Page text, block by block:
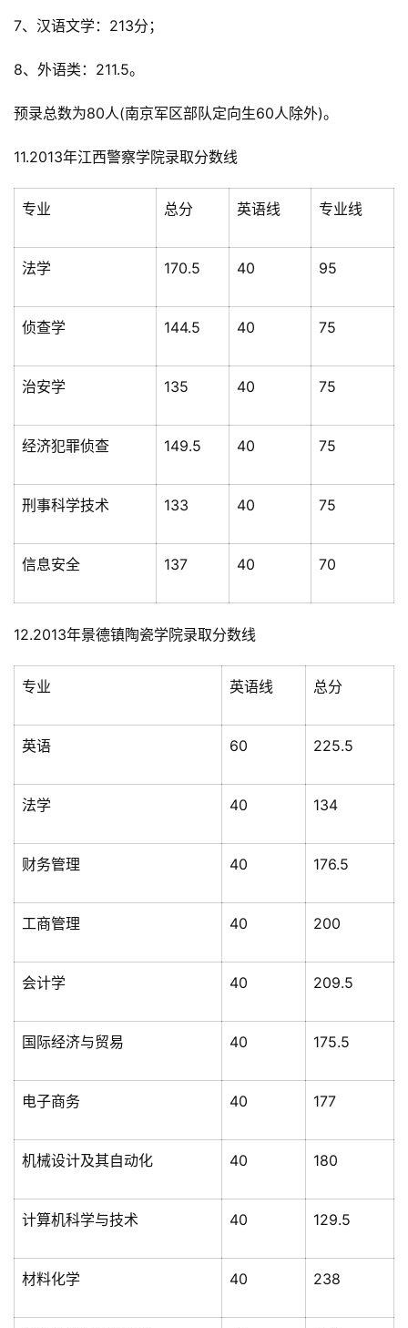
7、汉语文学：213分；
8、外语类：211.5。
预录总数为80人(南京军区部队定向生60人除外)。
11.2013年江西警察学院录取分数线
专业 总分 英语线 专业线
法学 170.5 40 95
侦查学 144.5 40 75
治安学 135 40 75
经济犯罪侦查 149.5 40 75
刑事科学技术 133 40 75
信息安全 137 40 70
12.2013年景德镇陶瓷学院录取分数线
专业 英语线 总分
英语 60 225.5
法学 40 134
财务管理 40 176.5
工商管理 40 200
会计学 40 209.5
国际经济与贸易 40 175.5
电子商务 40 177
机械设计及其自动化 40 180
计算机科学与技术 40 129.5
材料化学 40 238